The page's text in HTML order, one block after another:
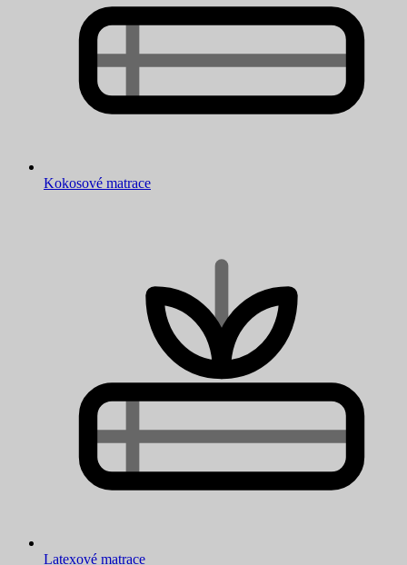
Kokosové matrace
Latexové matrace